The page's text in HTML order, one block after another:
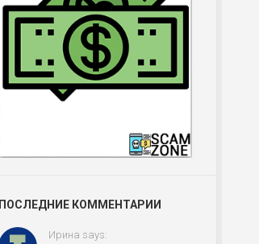
ПОСЛЕДНИЕ КОММЕНТАРИИ
Ирина says: